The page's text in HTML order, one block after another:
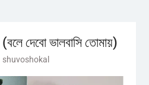
দেবো ভালবাসি তোমায়)
shuvoshokal